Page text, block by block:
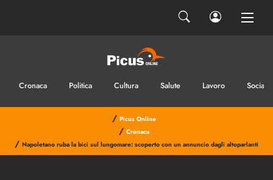
Cronaca Politica Cultura Salute Lavoro Sociale
/ Picus Online
/ Cronaca
/ Napoletano ruba la bici sul lungomare: scoperto con un annuncio dagli altoparlanti